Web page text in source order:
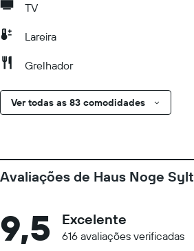
TV
Lareira
Grelhador
Ver todas as 83 comodidades
Avaliações de Haus Noge Sylt
9,5 Excelente
616 avaliações verificadas